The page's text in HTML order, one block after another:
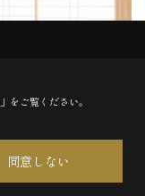
」をご覧ください。
同意しない